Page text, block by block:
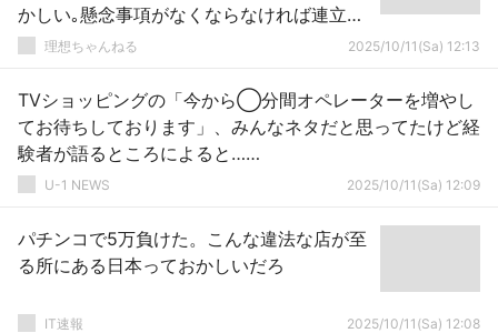
かしい｡懸念事項がなくならなければ連立は
無いとずっと言ってきた｣
理想ちゃんねる 2025/10/11(Sa) 12:13
TVショッピングの「今から◯分間オペレーターを増やし
てお待ちしております」、みんなネタだと思ってたけど経
験者が語るところによると……
U-1 NEWS 2025/10/11(Sa) 12:09
パチンコで5万負けた。こんな違法な店が至
る所にある日本っておかしいだろ
IT速報 2025/10/11(Sa) 12:08